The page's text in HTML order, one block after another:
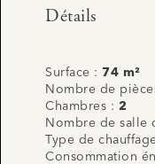
Détails
Surface : 74 m²
Nombre de
Chambres : 2
Nombre de salle
Type de
Consommation